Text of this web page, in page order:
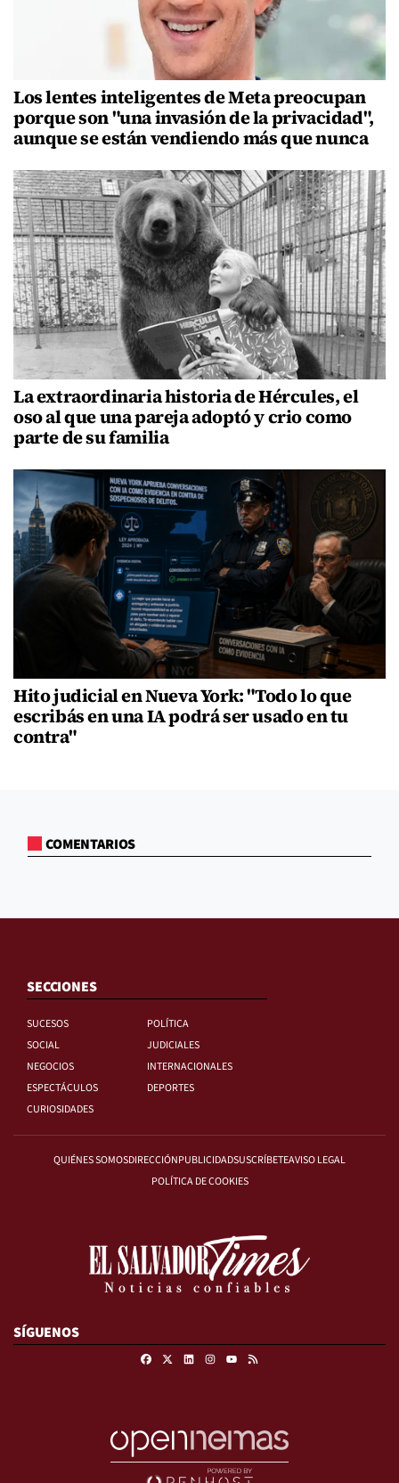
Los lentes inteligentes de Meta preocupan
porque son "una invasión de la privacidad",
aunque se están vendiendo más que nunca
La extraordinaria historia de Hércules, el
oso al que una pareja adoptó y crio como
parte de su familia
Hito judicial en Nueva York: "Todo lo que
escribás en una IA podrá ser usado en tu
contra"
COMENTARIOS
SECCIONES
SUCESOS
POLÍTICA
SOCIAL
JUDICIALES
NEGOCIOS
INTERNACIONALES
ESPECTÁCULOS
DEPORTES
CURIOSIDADES
QUIÉNES SOMOSDIRECCIÓNPUBLICIDADSUSCRÍBETEAVISO LEGAL
POLÍTICA DE COOKIES
SÍGUENOS
FacebookLinkedinInstagram